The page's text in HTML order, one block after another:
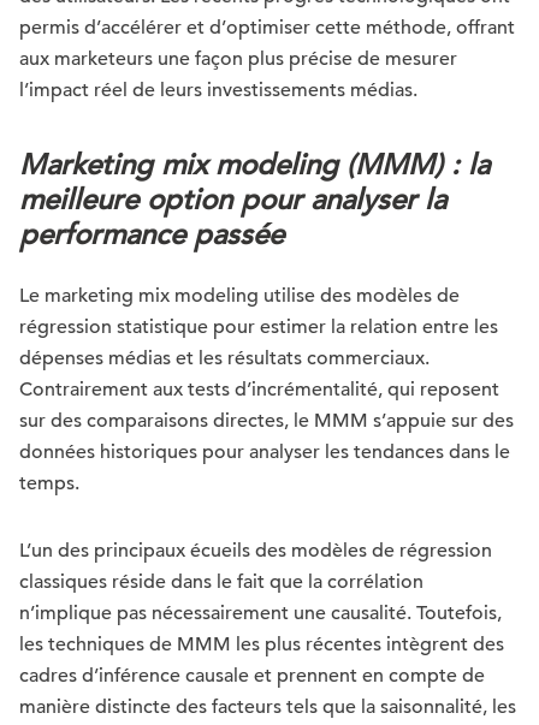
permis d’accélérer et d’optimiser cette méthode, offrant
aux marketeurs une façon plus précise de mesurer
l’impact réel de leurs investissements médias.
Marketing mix modeling (MMM) : la
meilleure option pour analyser la
performance passée
Le marketing mix modeling utilise des modèles de
régression statistique pour estimer la relation entre les
dépenses médias et les résultats commerciaux.
Contrairement aux tests d’incrémentalité, qui reposent
sur des comparaisons directes, le MMM s’appuie sur des
données historiques pour analyser les tendances dans le
temps.
L’un des principaux écueils des modèles de régression
classiques réside dans le fait que la corrélation
n’implique pas nécessairement une causalité. Toutefois,
les techniques de MMM les plus récentes intègrent des
cadres d’inférence causale et prennent en compte de
manière distincte des facteurs tels que la saisonnalité, les